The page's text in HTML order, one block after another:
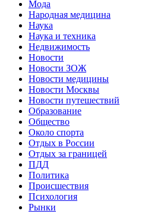
Мода
Народная медицина
Наука
Наука и техника
Недвижимость
Новости
Новости ЗОЖ
Новости медицины
Новости Москвы
Новости путешествий
Образование
Общество
Около спорта
Отдых в России
Отдых за границей
ПДД
Политика
Происшествия
Психология
Рынки